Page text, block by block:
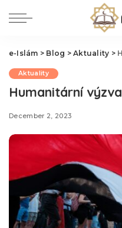
e-Islám > Blog >Aktuality >
Aktuality
Humanitární
December 2, 2023